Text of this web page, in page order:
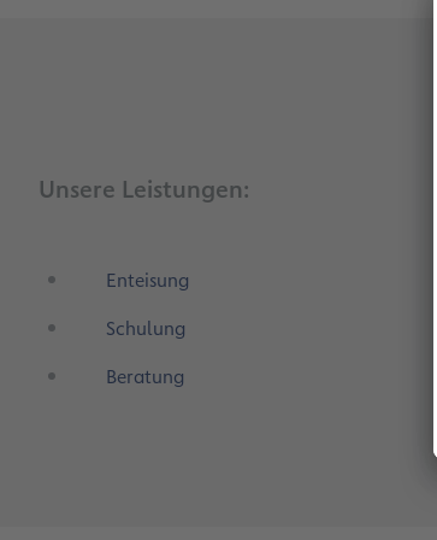
Unsere Leistungen:
Enteisung
Schulung
Beratung